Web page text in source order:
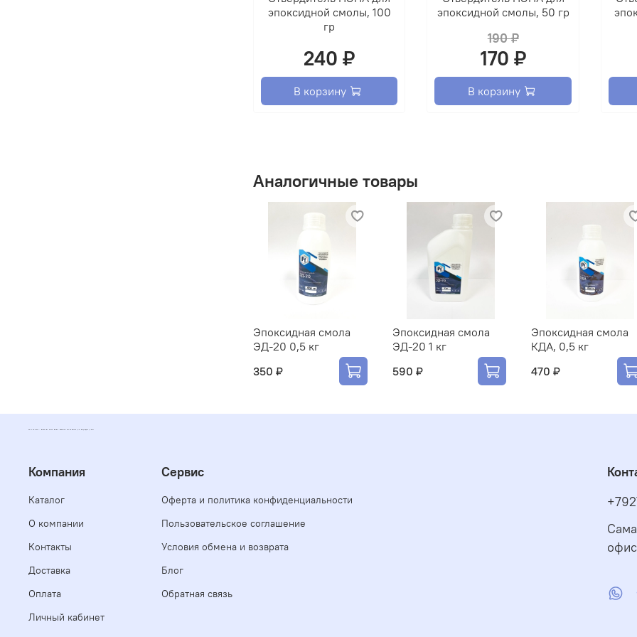
более
эпоксидной смолы, 100
гр
240 ₽
В корзину
эпоксидной смолы, 50 гр
190 ₽
170 ₽
В корзину
Аналогичные товары
Эпоксидная смола
ЭД-20 0,5 кг
350 ₽
Эпоксидная смола
ЭД-20 1 кг
590 ₽
Эпоксидная смола
КДА, 0,5 кг
470 ₽
Компания
Каталог
О компании
Контакты
Доставка
Оплата
Личный кабинет
Сервис
Оферта и политика конфиденциальности
Пользовательское соглашение
Условия обмена и возврата
Блог
Обратная связь